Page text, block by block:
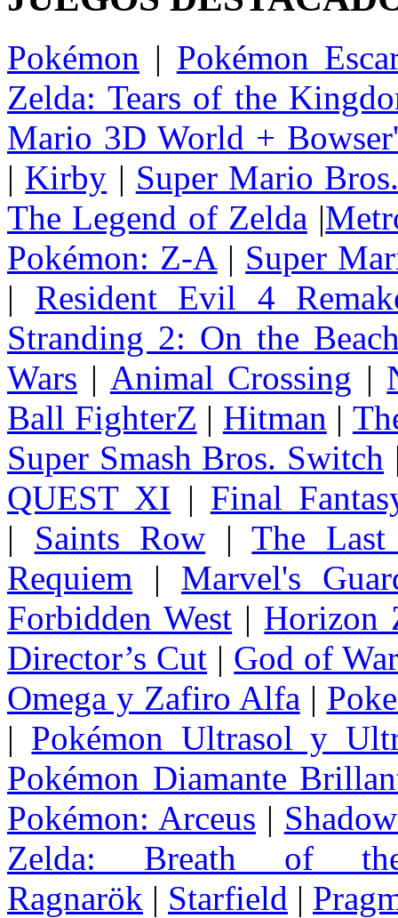
Pokémon | Pokémon
Zelda: Tears of the
Mario 3D World +
| Kirby | Super Mario
The Legend of Zelda |
Pokémon: Z-A | Super
| Resident Evil 4
Stranding 2: On the
Wars | Animal Crossing |
Ball FighterZ | Hitman |
Super Smash Bros. Switch
QUEST XI | Final
| Saints Row |The
Requiem | Marvel's
Forbidden West | Horizon
Director’s Cut | God of
Omega y Zafiro Alfa |
| Pokémon Ultrasol y
Pokémon Diamante
Pokémon: Arceus |
Zelda: Breath of
Ragnarök | Starfield |